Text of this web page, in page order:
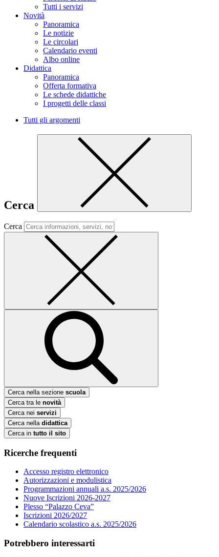
Tutti i servizi
Novità
Panoramica
Le notizie
Le circolari
Calendario eventi
Albo online
Didattica
Panoramica
Offerta formativa
Le schede didattiche
I progetti delle classi
Tutti gli argomenti
Cerca
Cerca
Cerca nella sezione scuola
Cerca tra le novità
Cerca nei servizi
Cerca nella didattica
Cerca in tutto il sito
Ricerche frequenti
Accesso registro elettronico
Autorizzazioni e modulistica
Programmazioni annuali a.s. 2025/2026
Nuove Iscrizioni 2026-2027
Plesso “Palazzo Ceva”
Iscrizioni 2026/2027
Calendario scolastico a.s. 2025/2026
Potrebbero interessarti